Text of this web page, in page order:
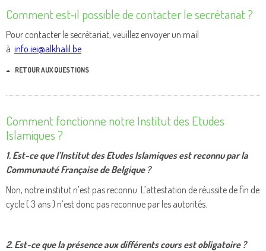
Comment est-il possible de contacter le secrétariat ?
Pour contacter le secrétariat, veuillez envoyer un mail
à info.iei@alkhalil.be
RETOUR AUX QUESTIONS
Comment fonctionne notre Institut des Etudes
Islamiques ?
1. Est-ce que l’Institut des Etudes Islamiques est reconnu par la
Communauté Française de Belgique ?
Non, notre institut n’est pas reconnu. L’attestation de réussite de fin de
cycle ( 3 ans ) n’est donc pas reconnue par les autorités.
2. Est-ce que la présence aux différents cours est obligatoire ?